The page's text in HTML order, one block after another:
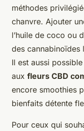
méthodes
chanvre. Ajouter
l’huile de coco ou
des cannabinoïdes
Il est aussi
aux fleurs CBD
encore smoothies
bienfaits détente
Pour ceux qui